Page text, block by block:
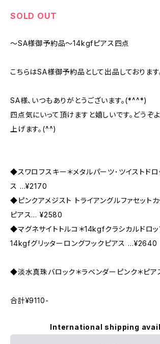
SOLD OUT
～SA様御予約品～14kgfピアス四点
こちらはSA様御予約品として出品しております
SA様、いつもありがとうございます。(*^^*)
四点気にいって頂けますと嬉しいです。どうぞ
上げます。(^^)
◆スワロフスキー＊メタルパーツ･ツイストド
ス …¥2170
◆ピンクアメジスト トライアングルファセット
ピアス… ¥2580
◆マグネサイトトルコ＊14kgfクラシカルドロッ
14kgfグリッターロングフックピアス …¥2640
◆淡水真珠バロック＊ラベンダーピンク＊ピ
合計¥9110-
International shipping